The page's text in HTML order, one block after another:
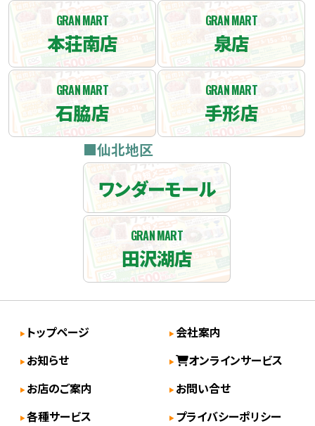
GRAN MART
本荘南店
GRAN MART
石脇店
GRAN MART
泉店
GRAN MART
手形店
■仙北地区
ワンダーモール
GRAN MART
田沢湖店
トップページ
お知らせ
お店のご案内
各種サービス
会社案内
オンラインサービス
お問い合せ
プライバシーポリシー